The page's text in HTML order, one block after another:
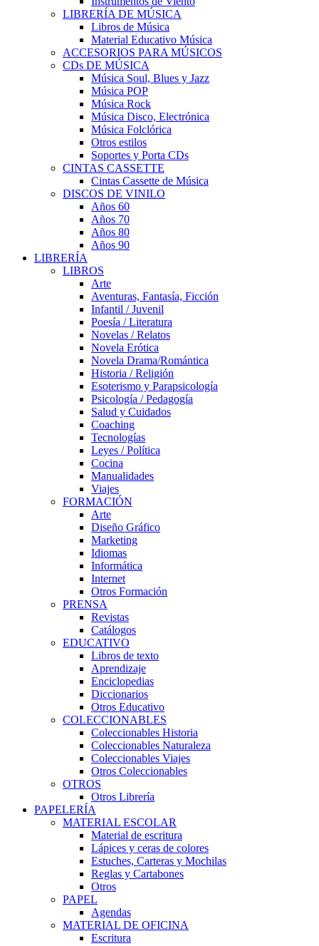
LIBRERÍA DE MÚSICA
Libros de Música
Material Educativo Música
ACCESORIOS PARA MÚSICOS
CDs DE MÚSICA
Música Soul, Blues y Jazz
Música POP
Música Rock
Música Disco, Electrónica
Música Folclórica
Otros estilos
Soportes y Porta CDs
CINTAS CASSETTE
Cintas Cassette de Música
DISCOS DE VINILO
Años 60
Años 70
Años 80
Años 90
LIBRERÍA
LIBROS
Arte
Aventuras, Fantasía, Ficción
Infantil / Juvenil
Poesía / Literatura
Novelas / Relatos
Novela Erótica
Novela Drama/Romántica
Historia / Religión
Esoterismo y Parapsicología
Psicología / Pedagogía
Salud y Cuidados
Coaching
Tecnologías
Leyes / Política
Cocina
Manualidades
Viajes
FORMACIÓN
Arte
Diseño Gráfico
Marketing
Idiomas
Informática
Internet
Otros Formación
PRENSA
Revistas
Catálogos
EDUCATIVO
Libros de texto
Aprendizaje
Enciclopedias
Diccionarios
Otros Educativo
COLECCIONABLES
Coleccionables Historia
Coleccionables Naturaleza
Coleccionables Viajes
Otros Coleccionables
OTROS
Otros Librería
PAPELERÍA
MATERIAL ESCOLAR
Material de escritura
Lápices y ceras de colores
Estuches, Carteras y Mochilas
Reglas y Cartabones
Otros
PAPEL
Agendas
MATERIAL DE OFICINA
Escritura